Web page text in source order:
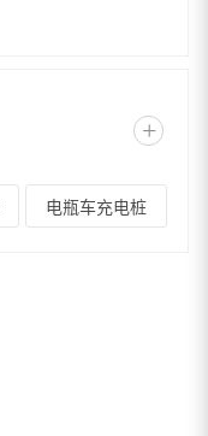
+
电瓶车充电桩